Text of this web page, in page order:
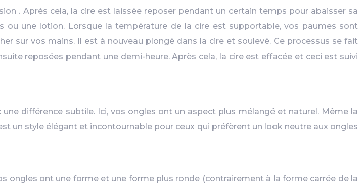
. Après cela, la cire est laissée reposer pendant un certain temps pour abaisser sa
une lotion. Lorsque la température de la cire est supportable, vos paumes sont
sur vos mains. Il est à nouveau plongé dans la cire et soulevé. Ce processus se fait
reposées pendant une demi-heure. Après cela, la cire est effacée et ceci est suivi
différence subtile. Ici, vos ongles ont un aspect plus mélangé et naturel. Même la
un style élégant et incontournable pour ceux qui préfèrent un look neutre aux ongles
ongles ont une forme et une forme plus ronde (contrairement à la forme carrée de la